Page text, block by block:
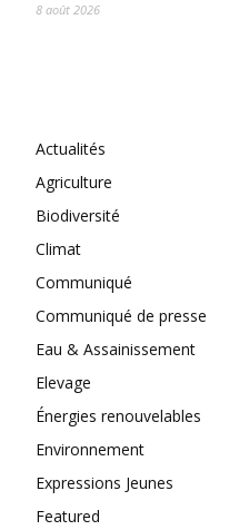
8 août 2026
Actualités
Agriculture
Biodiversité
Climat
Communiqué
Communiqué de presse
Eau & Assainissement
Elevage
Énergies renouvelables
Environnement
Expressions Jeunes
Featured